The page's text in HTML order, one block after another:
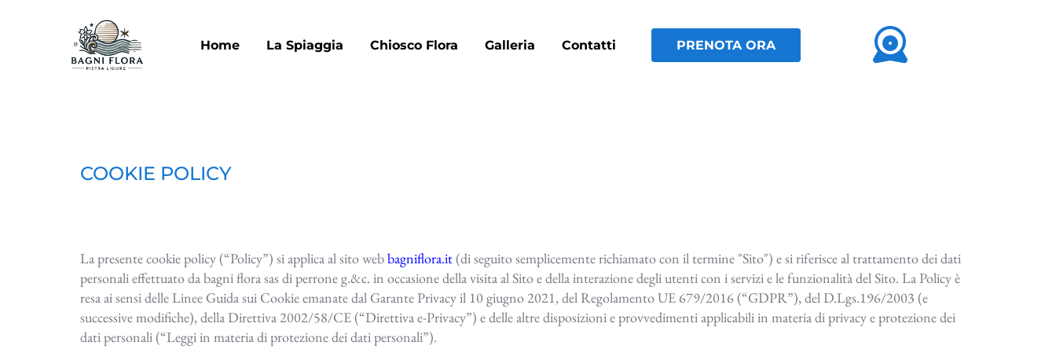
Home La Spiaggia Chiosco Flora Galleria Contatti PRENOTA ORA
COOKIE POLICY
La presente cookie policy (“Policy”) si applica al sito webbagniflora.it(di seguito semplicemente richiamato con il termine "Sito") e si riferisce al trattamento dei dati
personali effettuato da bagni flora sas di perrone g.&c. in occasione della visita al Sito e della interazione degli utenti con i servizi e le funzionalità del Sito. La Policy è
resa ai sensi delle Linee Guida sui Cookie emanate dal Garante Privacy il 10 giugno 2021, del Regolamento UE 679/2016 (“GDPR”), del D.Lgs.196/2003 (e
successive modifiche), della Direttiva 2002/58/CE (“Direttiva e-Privacy”) e delle altre disposizioni e provvedimenti applicabili in materia di privacy e protezione dei
dati personali (“Leggi in materia di protezione dei dati personali”).